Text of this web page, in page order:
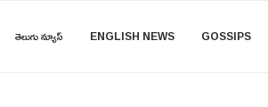
తెలుగు న్యూస్ ENGLISH NEWS GOSSIPS